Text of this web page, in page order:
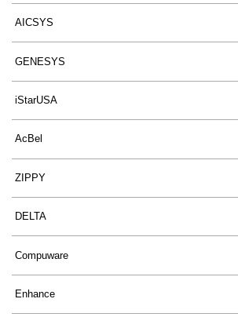
AICSYS
GENESYS
iStarUSA
AcBel
ZIPPY
DELTA
Compuware
Enhance